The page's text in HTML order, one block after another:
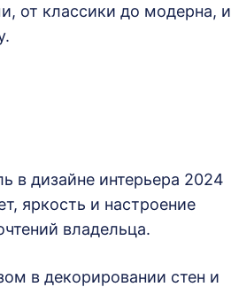
от классики до модерна, и
в дизайне интерьера 2024
яркость и настроение
владельца.
в декорировании стен и